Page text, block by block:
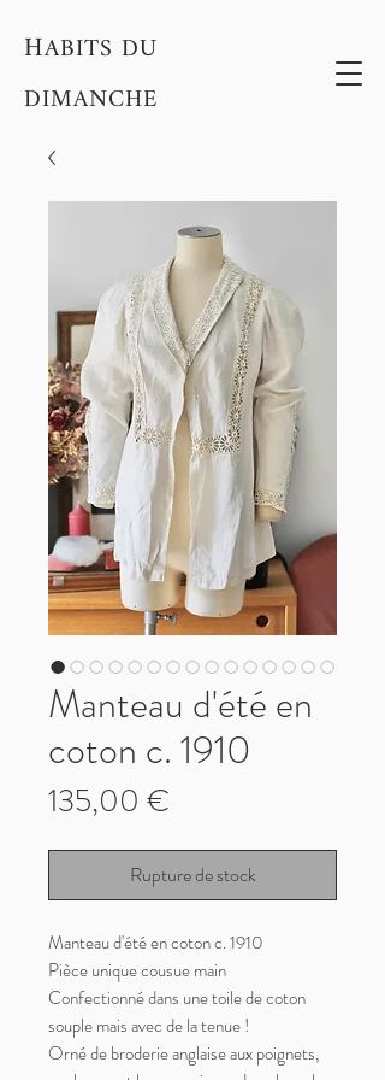
HABITS DU
DIMANCHE
Manteau d'été en
coton c. 1910
135,00 €
Rupture de stock
Manteau d'été en coton c. 1910
Pièce unique cousue main
Confectionné dans une toile de coton
souple mais avec de la tenue !
Orné de broderie anglaise aux poignets,